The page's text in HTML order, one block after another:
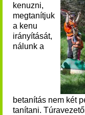
kenuzni,
megtanítjuk
a kenu
irányítását,
nálunk a
betanítás nem két
tanítani.